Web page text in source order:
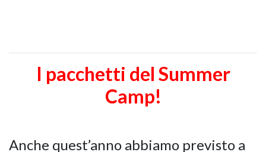
I pacchetti del Summer
Camp!
Anche quest’anno abbiamo previsto a